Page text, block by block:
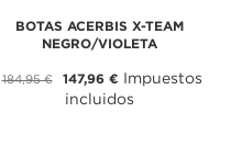
BOTAS ACERBIS X-TEAM
NEGRO/VIOLETA
184,95 € 147,96 € Impuestos
incluidos